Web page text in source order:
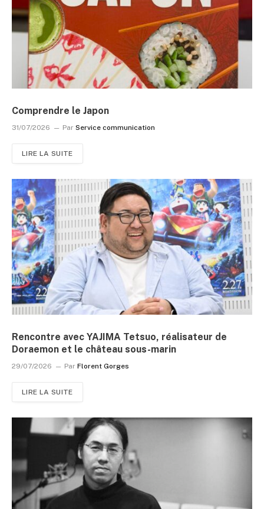
Comprendre le Japon
31/07/2026 Par Service communication
LIRE LA SUITE
Rencontre avec YAJIMA Tetsuo, réalisateur de
Doraemon et le château sous-marin
29/07/2026 Par Florent Gorges
LIRE LA SUITE